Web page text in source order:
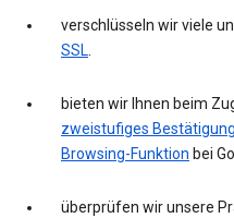
verschlüsseln wir viele
SSL.
bieten wir Ihnen beim
zweistufiges
Browsing-Funktion bei
überprüfen wir unsere